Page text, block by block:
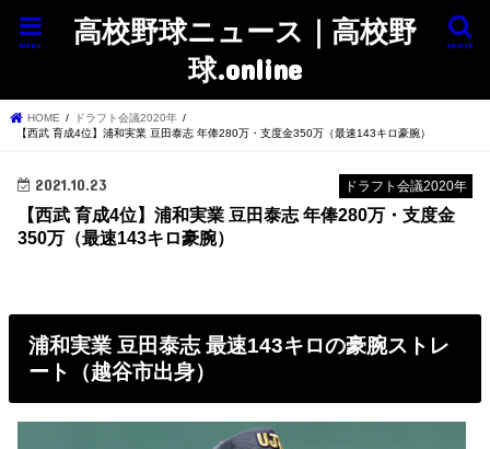
高校野球ニュース｜高校野
球.online
search
menu
HOME
ドラフト会議2020年
【西武 育成4位】浦和実業 豆田泰志 年俸280万・支度金350万（最速143キロ豪腕）
ドラフト会議2020年
2021.10.23
【西武 育成4位】浦和実業 豆田泰志 年俸280万・支度金
350万（最速143キロ豪腕）
浦和実業 豆田泰志 最速143キロの豪腕ストレ
ート（越谷市出身）